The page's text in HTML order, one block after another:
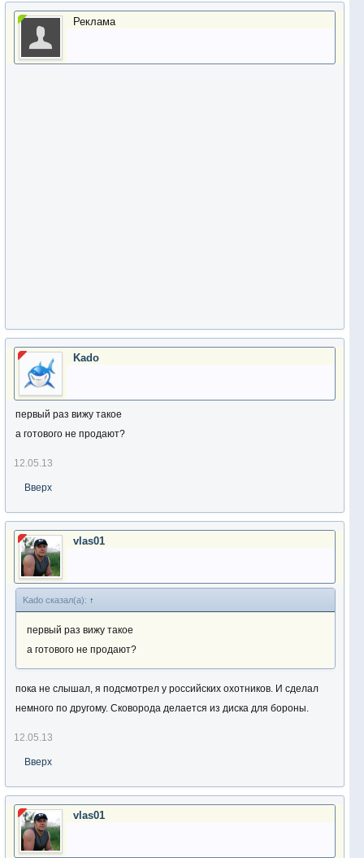
Реклама
Kado
первый раз вижу такое
а готового не продают?
12.05.13
Вверх
vlas01
Kado сказал(а): ↑
первый раз вижу такое
а готового не продают?
пока не слышал, я подсмотрел у российских охотников. И сделал
немного по другому. Сковорода делается из диска для бороны.
12.05.13
Вверх
vlas01